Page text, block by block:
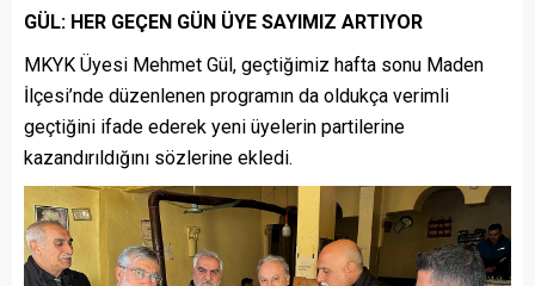
GÜL: HER GEÇEN GÜN ÜYE SAYIMIZ ARTIYOR
MKYK Üyesi Mehmet Gül, geçtiğimiz hafta sonu Maden
İlçesi’nde düzenlenen programın da oldukça verimli
geçtiğini ifade ederek yeni üyelerin partilerine
kazandırıldığını sözlerine ekledi.